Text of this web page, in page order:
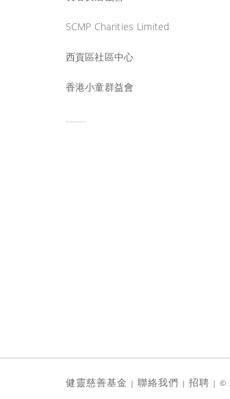
SCMP Charities Limited
西貢區社區中心
香港小童群益會
健靈慈善基金 | 聯絡我們 | 招聘 | ©